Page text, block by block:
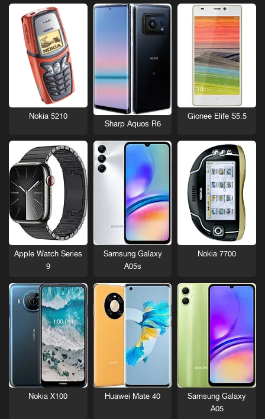
Gionee Elife S5.5
Sharp Aquos R6
Nokia 5210
Nokia 7700
Samsung Galaxy
A05s
Apple Watch Series
9
Samsung Galaxy
A05
Huawei Mate 40
Nokia X100